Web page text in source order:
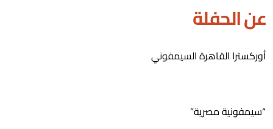
عن الحفلة
أوركسترا القاهرة السيمفوني
“سيمفونية مصرية”